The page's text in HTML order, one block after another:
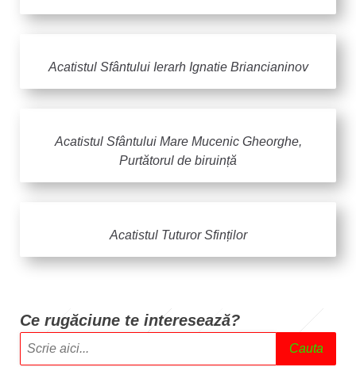
Acatistul Sfântului Ierarh Ignatie Briancianinov
Acatistul Sfântului Mare Mucenic Gheorghe,
Purtătorul de biruință
Acatistul Tuturor Sfinților
Ce rugăciune te interesează?
Cauta